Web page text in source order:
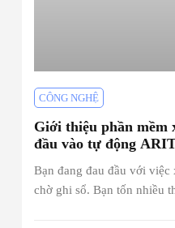
CÔNG NGHỆ
Giới thiệu phần mềm
đầu vào tự động
Bạn đang đau đầu với
chờ ghi sổ. Bạn tốn nhiều